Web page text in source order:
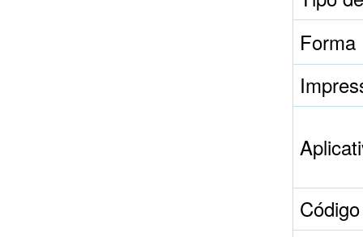
Forma